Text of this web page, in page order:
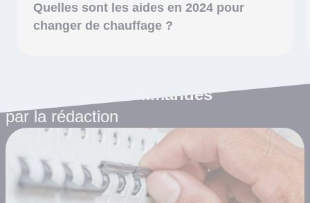
Quelles sont les aides en 2024 pour
changer de chauffage ?
Les articles recommandés
par la rédaction